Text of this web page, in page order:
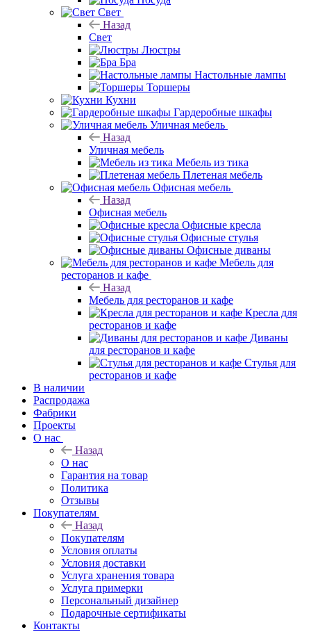
Свет
Назад
Свет
Люстры
Бра
Настольные лампы
Торшеры
Кухни
Гардеробные шкафы
Уличная мебель
Назад
Уличная мебель
Мебель из тика
Плетеная мебель
Офисная мебель
Назад
Офисная мебель
Офисные кресла
Офисные стулья
Офисные диваны
Мебель для
ресторанов и кафе
Назад
Мебель для ресторанов и кафе
Кресла для
ресторанов и кафе
Диваны
для ресторанов и кафе
Стулья для
ресторанов и кафе
В наличии
Распродажа
Фабрики
Проекты
О нас
Назад
О нас
Гарантия на товар
Политика
Отзывы
Покупателям
Назад
Покупателям
Условия оплаты
Условия доставки
Услуга хранения товара
Услуга примерки
Персональный дизайнер
Подарочные сертификаты
Контакты